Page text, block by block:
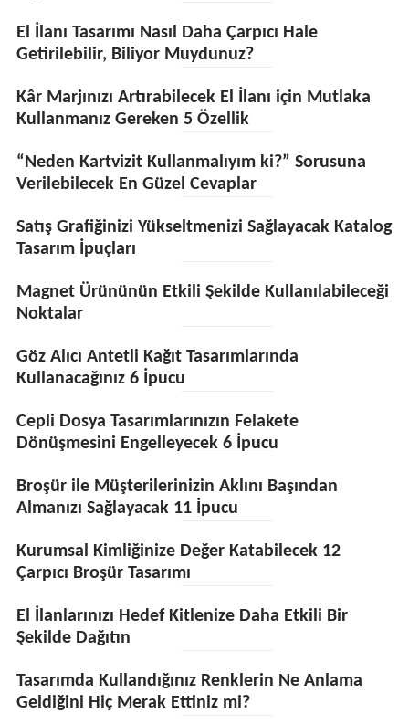
El İlanı Tasarımı Nasıl Daha Çarpıcı Hale
Getirilebilir, Biliyor Muydunuz?
Kâr Marjınızı Artırabilecek El İlanı için Mutlaka
Kullanmanız Gereken 5 Özellik
“Neden Kartvizit Kullanmalıyım ki?” Sorusuna
Verilebilecek En Güzel Cevaplar
Satış Grafiğinizi Yükseltmenizi Sağlayacak Katalog
Tasarım İpuçları
Magnet Ürününün Etkili Şekilde Kullanılabileceği
Noktalar
Göz Alıcı Antetli Kağıt Tasarımlarında
Kullanacağınız 6 İpucu
Cepli Dosya Tasarımlarınızın Felakete
Dönüşmesini Engelleyecek 6 İpucu
Broşür ile Müşterilerinizin Aklını Başından
Almanızı Sağlayacak 11 İpucu
Kurumsal Kimliğinize Değer Katabilecek 12
Çarpıcı Broşür Tasarımı
El İlanlarınızı Hedef Kitlenize Daha Etkili Bir
Şekilde Dağıtın
Tasarımda Kullandığınız Renklerin Ne Anlama
Geldiğini Hiç Merak Ettiniz mi?